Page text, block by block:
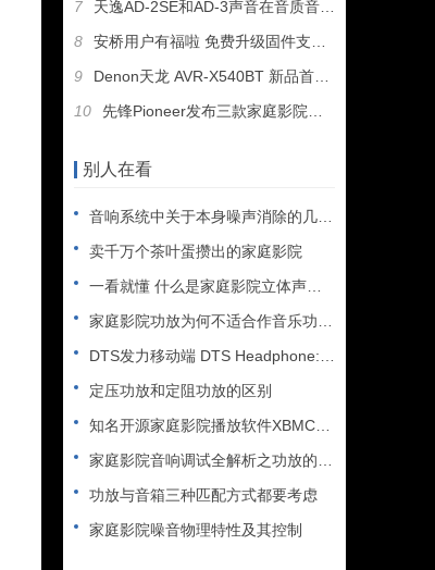
7
天逸AD-2SE和AD-3声音在音质音色上的差异？
8
安桥用户有福啦 免费升级固件支持杜比全景声
9
Denon天龙 AVR-X540BT 新品首发！
10
先锋Pioneer发布三款家庭影院功放:SC-LX701、S
别人在看
音响系统中关于本身噪声消除的几个方法
卖千万个茶叶蛋攒出的家庭影院
一看就懂 什么是家庭影院立体声结像和包围感
家庭影院功放为何不适合作音乐功放用
DTS发力移动端 DTS Headphone:X技术解析
定压功放和定阻功放的区别
知名开源家庭影院播放软件XBMC改名Kodi，版本14即将发
家庭影院音响调试全解析之功放的配置
功放与音箱三种匹配方式都要考虑
家庭影院噪音物理特性及其控制